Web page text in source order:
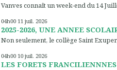
Vanves connaît un week-end du 14
04h00 11 juil. 2026
2025-2026, UNE ANNEE
Non seulement, le collège Saint
04h00 10 juil. 2026
LES FORETS